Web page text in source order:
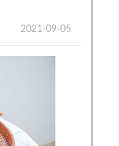
2021-09-05